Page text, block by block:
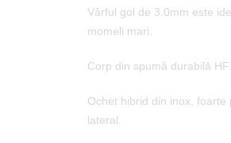
Vârful gol de 3.0mm este
momeli mari.
Corp din spumă durabilă
Ochet hibrid din inox, foarte
lateral.